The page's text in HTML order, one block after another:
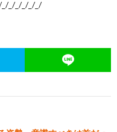
_/_/_/_/_/